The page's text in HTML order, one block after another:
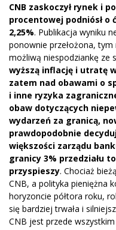
CNB zaskoczył rynek i
procentowej podniósł
2,25%. Publikacja wyniku
ponownie przełożona,
możliwą niespodziankę ze
wyższą inflację i utratę
zatem nad obawami o
i inne ryzyka
obaw dotyczących
wydarzeń za granicą,
prawdopodobnie
większości zarządu
granicy 3% przedziału
przyspieszy. Chociaż
CNB, a polityka pieniężna
horyzoncie półtora roku,
się bardziej trwała i
CNB jest przede